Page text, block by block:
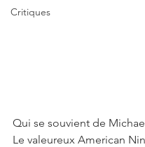
Critiques
Qui se souvient de
Le valeureux American